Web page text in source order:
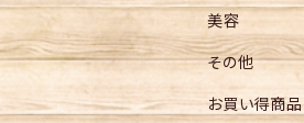
美容
その他
お買い得商品